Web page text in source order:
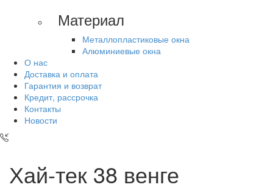
Материал
Металлопластиковые окна
Алюминиевые окна
О нас
Доставка и оплата
Гарантия и возврат
Кредит, рассрочка
Контакты
Новости
Хай-тек 38 венге